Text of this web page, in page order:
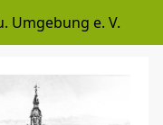
Umgebung e. V.